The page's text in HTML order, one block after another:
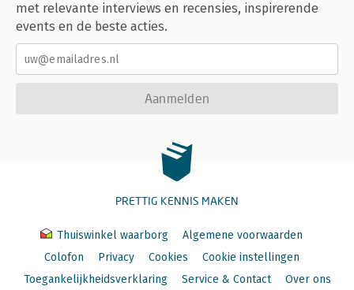
met relevante interviews en recensies, inspirerende
events en de beste acties.
Aanmelden
PRETTIG KENNIS MAKEN
Thuiswinkel waarborg
Algemene voorwaarden
Colofon
Privacy Cookies
Cookie instellingen
Toegankelijkheidsverklaring
Service & Contact Over ons